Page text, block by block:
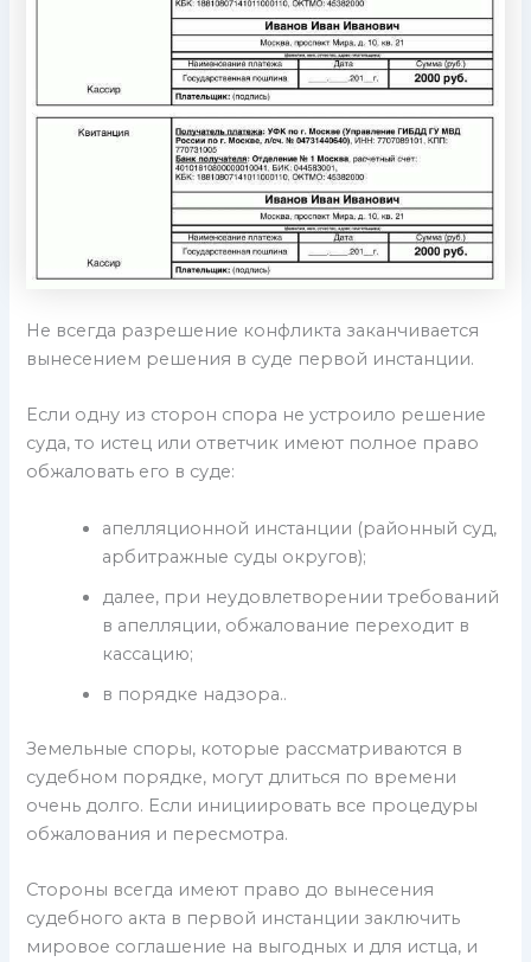
Не всегда разрешение конфликта заканчивается
вынесением решения в суде первой инстанции.
Если одну из сторон спора не устроило решение
суда, то истец или ответчик имеют полное право
обжаловать его в суде:
апелляционной инстанции (районный суд,
арбитражные суды округов);
далее, при неудовлетворении требований
в апелляции, обжалование переходит в
кассацию;
в порядке надзора..
Земельные споры, которые рассматриваются в
судебном порядке, могут длиться по времени
очень долго. Если инициировать все процедуры
обжалования и пересмотра.
Стороны всегда имеют право до вынесения
судебного акта в первой инстанции заключить
мировое соглашение на выгодных и для истца, и